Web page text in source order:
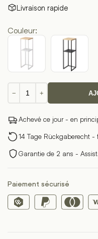
Livraison rapide
Couleur:
−
de
décorative
TOWER
+
Achevé ce jour - en
14 Tage Rückgaberecht
Garantie de 2 ans -
Paiement sécurisé